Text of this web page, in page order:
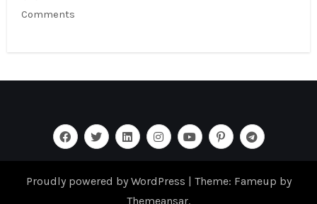
Comments
Proudly powered by WordPress | Theme: Fameup by
Themeansar.